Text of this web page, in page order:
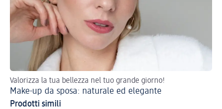
Valorizza la tua bellezza nel tuo grande giorno!
Make-up da sposa: naturale ed elegante
Prodotti simili